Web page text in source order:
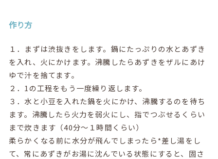
作り方
１．まずは渋抜きをします。鍋にたっぷりの水とあずき
を入れ、火にかけます。沸騰したらあずきをザルにあけ
ゆで汁を捨てます。
２．1の工程をもう一度繰り返します。
３．水と小豆を入れた鍋を火にかけ、沸騰するのを待ち
ます。沸騰したら火力を弱火にし、指でつぶせるくらい
まで炊きます（40分～１時間くらい）
柔らかくなる前に水分が飛んでしまったら*差し湯をし
て、常にあずきがお湯に沈んでいる状態にすると、固さ